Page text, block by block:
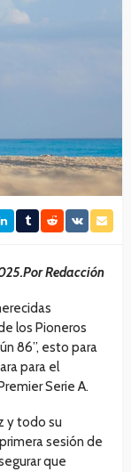
Redacción
los Pioneros
86”, esto para
para el
Serie A.
y todo su
sesión de
que